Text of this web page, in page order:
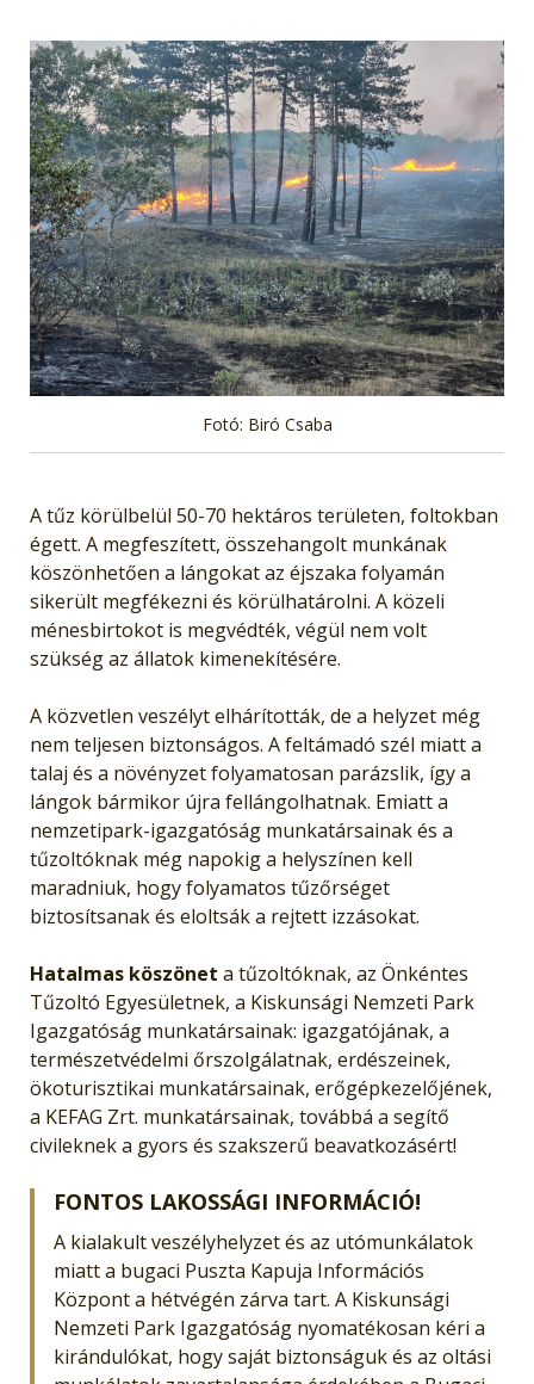
Fotó: Biró Csaba
A tűz körülbelül 50-70 hektáros területen, foltokban
égett. A megfeszített, összehangolt munkának
köszönhetően a lángokat az éjszaka folyamán
sikerült megfékezni és körülhatárolni. A közeli
ménesbirtokot is megvédték, végül nem volt
szükség az állatok kimenekítésére.
A közvetlen veszélyt elhárították, de a helyzet még
nem teljesen biztonságos. A feltámadó szél miatt a
talaj és a növényzet folyamatosan parázslik, így a
lángok bármikor újra fellángolhatnak. Emiatt a
nemzetipark-igazgatóság munkatársainak és a
tűzoltóknak még napokig a helyszínen kell
maradniuk, hogy folyamatos tűzőrséget
biztosítsanak és eloltsák a rejtett izzásokat.
Hatalmas köszönet a tűzoltóknak, az Önkéntes
Tűzoltó Egyesületnek, a Kiskunsági Nemzeti Park
Igazgatóság munkatársainak: igazgatójának, a
természetvédelmi őrszolgálatnak, erdészeinek,
ökoturisztikai munkatársainak, erőgépkezelőjének,
a KEFAG Zrt. munkatársainak, továbbá a segítő
civileknek a gyors és szakszerű beavatkozásért!
FONTOS LAKOSSÁGI INFORMÁCIÓ!
A kialakult veszélyhelyzet és az utómunkálatok
miatt a bugaci Puszta Kapuja Információs
Központ a hétvégén zárva tart. A Kiskunsági
Nemzeti Park Igazgatóság nyomatékosan kéri a
kirándulókat, hogy saját biztonságuk és az oltási